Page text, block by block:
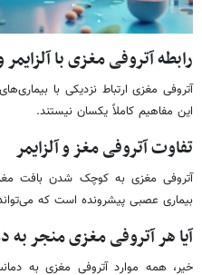
رابطه آتروفی مغزی با
آتروفی مغزی ارتباط نزدیکی با
این مفاهیم کاملاً یکسان نیستند.
تفاوت آتروفی مغز و آلزایمر
آتروفی مغزی به کوچک شدن بافت
بیماری عصبی پیشرونده است که
آیا هر آتروفی مغزی منجر
خیر، همه موارد آتروفی مغزی به